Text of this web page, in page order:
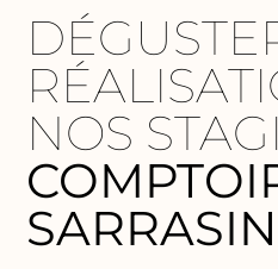
NOS
SARRASIN